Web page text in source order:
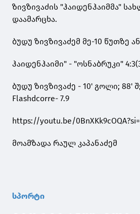
ზივზივაძის "ჰაიდენჰაიმმა"
დაამარცხა.
ბუდუ ზივზივაძემ მე-10 წუთზე
ჰაიდენჰაიმი" - "ოსნაბრუკი"
ბუდუ ზივზივაძე - 10' გოლი; 88'
Flashdcorre- 7.9
https://youtu.be/
მოამზადა რაულ კაპანაძემ
სპორტი